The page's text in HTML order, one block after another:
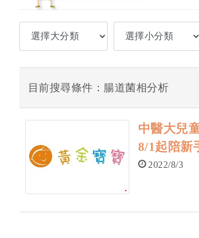
目前搜尋條件：腸道菌相分析
中醫大兒
8/1起陪新
2022/8/3